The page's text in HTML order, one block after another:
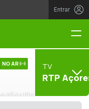
Entrar
NO AR TV
RTP